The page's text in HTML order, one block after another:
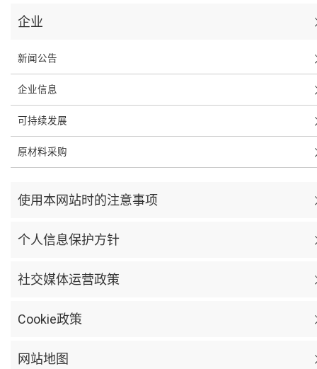
企业
新闻公告
企业信息
可持续发展
原材料采购
使用本网站时的注意事项
个人信息保护方针
社交媒体运营政策
Cookie政策
网站地图